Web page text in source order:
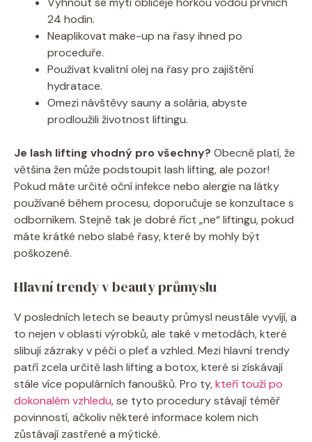
24 hodin.
Neaplikovat make-up na řasy ihned po
proceduře.
Používat kvalitní olej na řasy pro zajištění
hydratace.
Omezi návštěvy sauny a solária, abyste
prodloužili životnost liftingu.
Je lash lifting vhodný pro všechny? Obecně platí, že
většina žen může podstoupit lash lifting, ale pozor!
Pokud máte určité oční infekce nebo alergie na látky
používané během procesu, doporučuje se konzultace s
odborníkem. Stejně tak je dobré říct „ne“ liftingu, pokud
máte krátké nebo slabé řasy, které by mohly být
poškozené.
Hlavní trendy v beauty průmyslu
V posledních letech se beauty průmysl neustále vyvíjí, a
to nejen v oblasti výrobků, ale také v metodách, které
slibují zázraky v péči o pleť a vzhled. Mezi hlavní trendy
patří zcela určitě lash lifting a botox, které si získávají
stále více populárních fanoušků. Pro ty,kteří touží po
dokonalém vzhledu, se tyto procedury stávají téměř
povinností, ačkoliv některé informace kolem nich
zůstávají zastřené a mýtické.